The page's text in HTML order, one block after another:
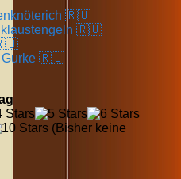
🇷🇺
🇷🇺
🇷🇺
Gurke 🇷🇺
(Bisher keine